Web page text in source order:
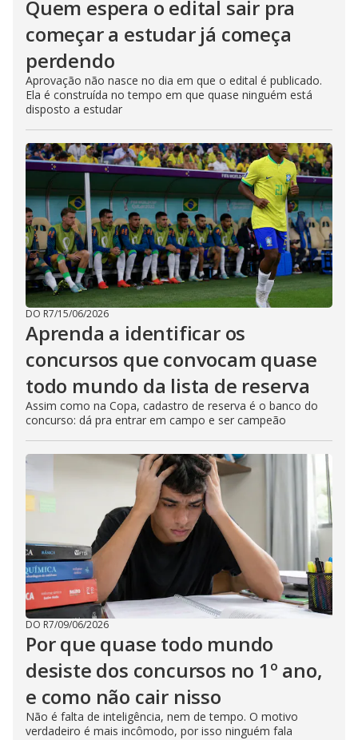
Quem espera o edital sair pra
começar a estudar já começa
perdendo
Aprovação não nasce no dia em que o edital é publicado.
Ela é construída no tempo em que quase ninguém está
disposto a estudar
DO R7/15/06/2026
Aprenda a identificar os
concursos que convocam quase
todo mundo da lista de reserva
Assim como na Copa, cadastro de reserva é o banco do
concurso: dá pra entrar em campo e ser campeão
DO R7/09/06/2026
Por que quase todo mundo
desiste dos concursos no 1º ano,
e como não cair nisso
Não é falta de inteligência, nem de tempo. O motivo
verdadeiro é mais incômodo, por isso ninguém fala